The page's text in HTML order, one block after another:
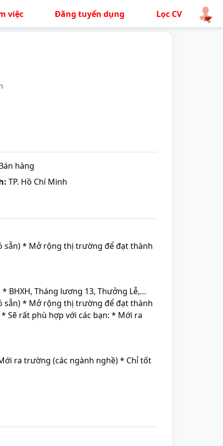
việc Đăng tuyển dụng Lọc CV
hàng
TP. Hồ Chí Minh
sẵn) * Mở rộng thị trường để đạt thành
BHXH, Tháng lương 13, Thưởng Lễ,…
sẵn) * Mở rộng thị trường để đạt thành
Sẽ rất phù hợp với các bạn: * Mới ra
ra trường (các ngành nghề) * Chỉ tốt